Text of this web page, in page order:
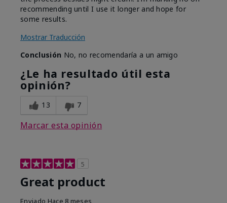
recommending until I use it longer and hope for
some results.
Mostrar Traducción
Conclusión No, no recomendaría a un amigo
¿Le ha resultado útil esta
opinión?
13 7
Marcar esta opinión
5
Great product
Enviado Hace 8 meses